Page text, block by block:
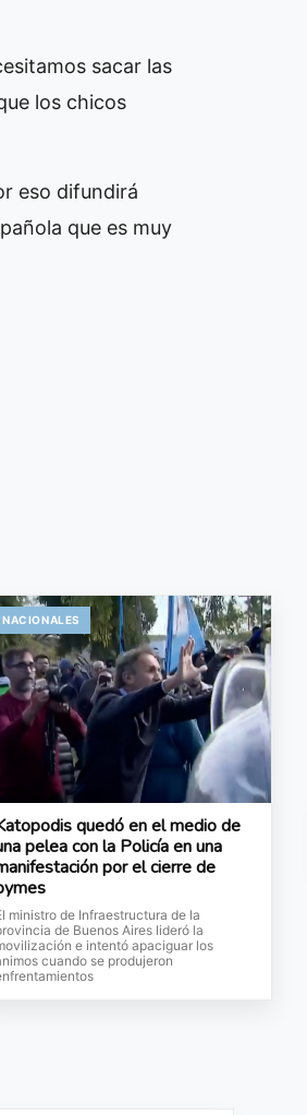
sacar las
los chicos
eso difundirá
que es muy
NACIONALES
quedó en el medio de
pelea con la Policía en una
por el cierre de
ministro de Infraestructura de la
de Buenos Aires lideró la
e intentó apaciguar los
cuando se produjeron